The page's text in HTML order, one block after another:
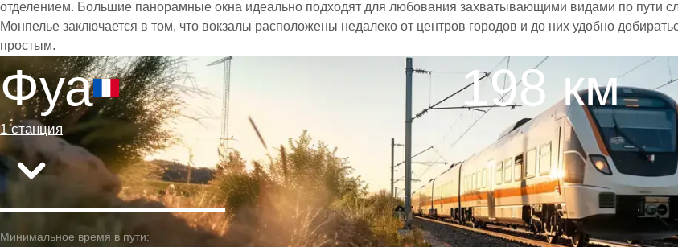
отделением. Большие панорамные окна идеально подходят для любования захватывающими видами по пути
Монпелье заключается в том, что вокзалы расположены недалеко от центров городов и до них удобно
простым.
Фуа
1 станция
198 км
Минимальное время в пути: